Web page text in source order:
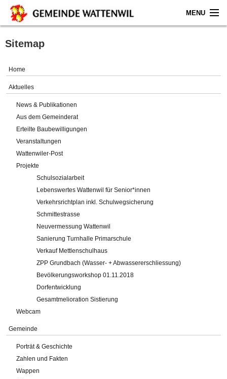
MENU
Home
Gemeinde
Verwaltung
Online-Service
Impressum
Sitemap
Home
Aktuelles
News & Publikationen
Aus dem Gemeinderat
Erteilte Baubewilligungen
Veranstaltungen
Wattenwiler-Post
Projekte
Schulsozialarbeit
Lebenswertes Wattenwil für Senior*innen
Verkehrsrichtplan inkl. Schulwegsicherung
Schmittestrasse
Neuvermessung Wattenwil
Sanierung Turnhalle Primarschule
Verkauf Mettlenschulhaus
ZPP Grundbach (Wasser- + Abwassererschliessung)
Bevölkerungsworkshop 01.11.2018
Dorfentwicklung
Gesamtmelioration Sistierung
Webcam
Gemeinde
Porträt & Geschichte
Zahlen und Fakten
Wappen